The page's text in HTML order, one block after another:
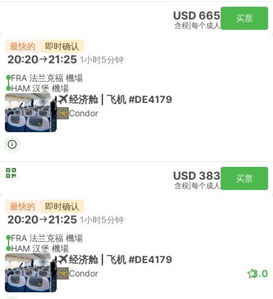
USD 665
含税 每个成人
买票
最快的 即时确认
20:20 21:25 1小时5分钟
FRA 法兰克福 機場
HAM 汉堡 機場
经济舱 | 飞机 #DE4179
Condor
USD 383
含税 每个成人
买票
最快的 即时确认
20:20 21:25 1小时5分钟
FRA 法兰克福 機場
HAM 汉堡 機場
经济舱 | 飞机 #DE4179
Condor 3.0